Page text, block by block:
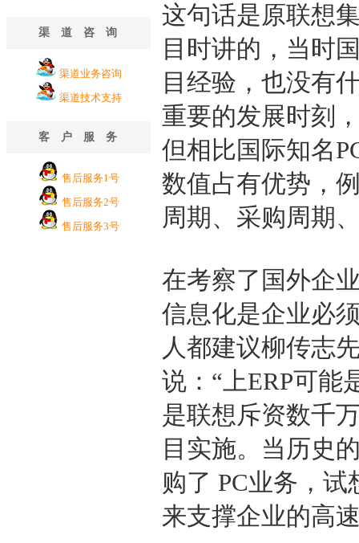
渠道咨询
渠道业务咨询
渠道技术支持
客户服务
售后服务1号
售后服务2号
售后服务3号
这句话是原联想
目时讲的，当时
目经验，也没有
重要的发展时刻
但相比国际知名
数值占有优势，
周期、采购周期
在考察了国外企
信息化是企业必
人都建议柳传志
说：“上ERP可能
是联想斥资数千
目实施。当历史
购了 PC业务，
来支撑企业的高